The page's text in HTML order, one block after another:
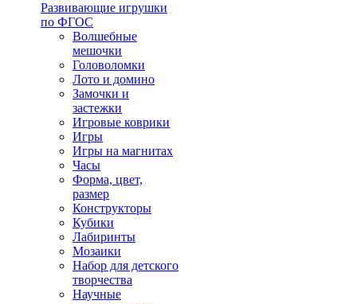
Развивающие игрушки
по ФГОС
Волшебные
мешочки
Головоломки
Лото и домино
Замочки и
застежки
Игровые коврики
Игры
Игры на магнитах
Часы
Форма, цвет,
размер
Конструкторы
Кубики
Лабиринты
Мозаики
Набор для детского
творчества
Научные